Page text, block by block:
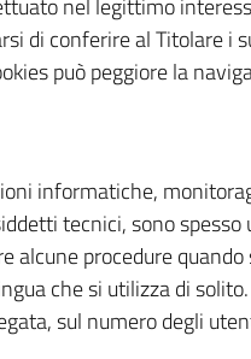
nel legittimo
di conferire al Titolare
può peggiore la
informatiche,
tecnici, sono
procedure
che si utilizza di
sul numero degli